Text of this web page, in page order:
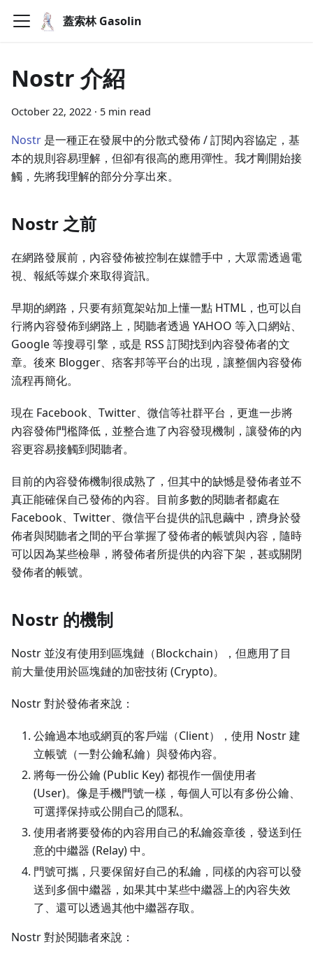
蓋索林 Gasolin
Nostr 介紹
October 22, 2022 · 5 min read
Nostr 是一種正在發展中的分散式發佈 / 訂閱內容協定，基
本的規則容易理解，但卻有很高的應用彈性。我才剛開始接
觸，先將我理解的部分分享出來。
Nostr 之前
在網路發展前，內容發佈被控制在媒體手中，大眾需透過電
視、報紙等媒介來取得資訊。
早期的網路，只要有頻寬架站加上懂一點 HTML，也可以自
行將內容發佈到網路上，閱聽者透過 YAHOO 等入口網站、
Google 等搜尋引擎，或是 RSS 訂閱找到內容發佈者的文
章。後來 Blogger、痞客邦等平台的出現，讓整個內容發佈
流程再簡化。
現在 Facebook、Twitter、微信等社群平台，更進一步將
內容發佈門檻降低，並整合進了內容發現機制，讓發佈的內
容更容易接觸到閱聽者。
目前的內容發佈機制很成熟了，但其中的缺憾是發佈者並不
真正能確保自己發佈的內容。目前多數的閱聽者都處在
Facebook、Twitter、微信平台提供的訊息繭中，躋身於發
佈者與閱聽者之間的平台掌握了發佈者的帳號與內容，隨時
可以因為某些檢舉，將發佈者所提供的內容下架，甚或關閉
發佈者的帳號。
Nostr 的機制
Nostr 並沒有使用到區塊鏈（Blockchain），但應用了目
前大量使用於區塊鏈的加密技術 (Crypto)。
Nostr 對於發佈者來說：
公鑰過本地或網頁的客戶端（Client），使用 Nostr 建
立帳號（一對公鑰私鑰）與發佈內容。
將每一份公鑰 (Public Key) 都視作一個使用者
(User)。像是手機門號一樣，每個人可以有多份公鑰、
可選擇保持或公開自己的隱私。
使用者將要發佈的內容用自己的私鑰簽章後，發送到任
意的中繼器 (Relay) 中。
門號可攜，只要保留好自己的私鑰，同樣的內容可以發
送到多個中繼器，如果其中某些中繼器上的內容失效
了、還可以透過其他中繼器存取。
Nostr 對於閱聽者來說：